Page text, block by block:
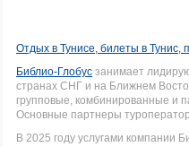
Отдых в Тунисе, билеты в Тунис,
Библио-Глобус занимает
странах СНГ и на Ближнем
групповые, комбинированные и
Основные партнеры
В 2025 году услугами компании